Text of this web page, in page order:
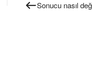
Sonucu nasıl